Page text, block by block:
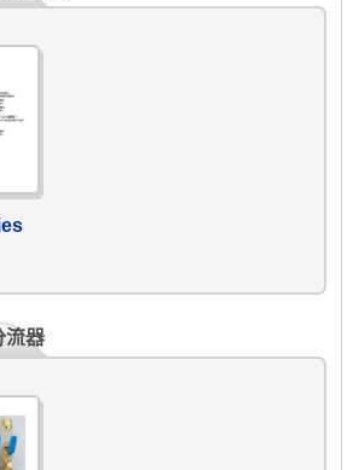
流器